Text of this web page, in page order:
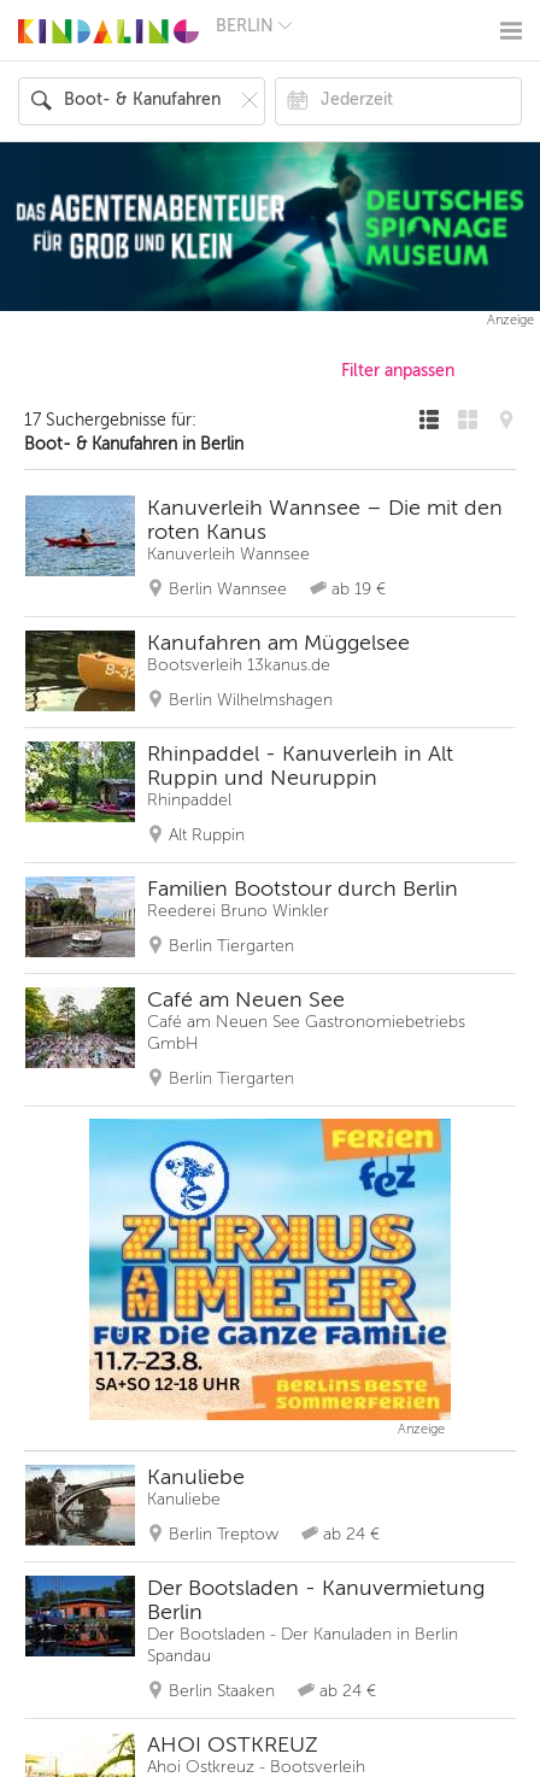
BERLIN
BERLIN
MÜNCHEN
HAMBURG
KÖLN
DÜSSELDORF
STUTTGART
ESSEN
HANNOVER
LEIPZIG
DRESDEN
NÜRNBERG
Anzeige
17 Suchergebnisse für:
Boot- & Kanufahren in Berlin
Kanuverleih Wannsee – Die mit den
roten Kanus
Kanuverleih Wannsee
Berlin Wannsee
ab 19 €
Kanufahren am Müggelsee
Bootsverleih 13kanus.de
Berlin Wilhelmshagen
Rhinpaddel - Kanuverleih in Alt
Ruppin und Neuruppin
Rhinpaddel
Alt Ruppin
Familien Bootstour durch Berlin
Reederei Bruno Winkler
Berlin Tiergarten
Café am Neuen See
Café am Neuen See Gastronomiebetriebs
GmbH
Berlin Tiergarten
Anzeige
Kanuliebe
Kanuliebe
Berlin Treptow
ab 24 €
Der Bootsladen - Kanuvermietung
Berlin
Der Bootsladen - Der Kanuladen in Berlin
Spandau
Berlin Staaken
ab 24 €
AHOI OSTKREUZ
Ahoi Ostkreuz - Bootsverleih